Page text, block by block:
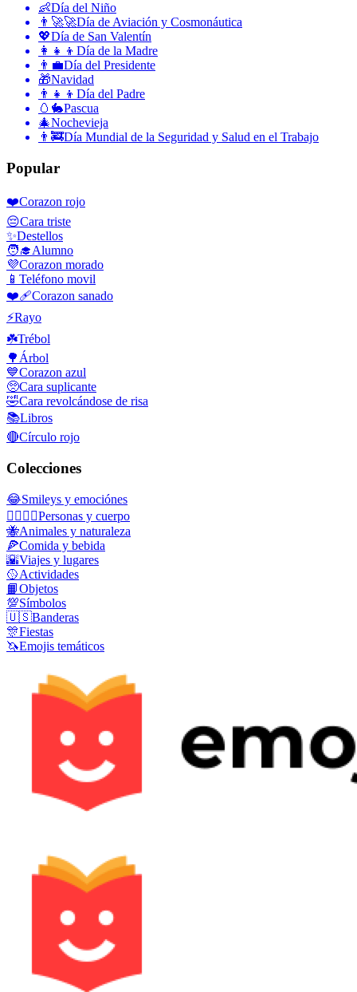
👶Día del Niño
👨‍🚀🚀Día de Aviación y Cosmonáutica
💖Día de San Valentín
👩‍👧‍👦 Día de la Madre
👨‍💼Día del Presidente
🎁Navidad
👨‍👧‍👦 Día del Padre
🥚🐇Pascua
🎄Nochevieja
👨‍🚒Día Mundial de la Seguridad y Salud en el Trabajo
Popular
❤️Corazon rojo
😔Cara triste
✨Destellos
🧑‍🎓Alumno
💜Corazon morado
📱 Teléfono movil
❤️‍🩹Corazon sanado
⚡Rayo
☘️Trébol
🌳 Árbol
💙Corazon azul
🥺Cara suplicante
🤣Cara revolcándose de risa
📚Libros
🔴Círculo rojo
Colecciones
😂Smileys y emociónes
👩‍❤️‍💋‍👨Personas y cuerpo
🐝Animales y naturaleza
🍕Comida y bebida
🌇Viajes y lugares
🥎Actividades
📙Objetos
💯Símbolos
🇺🇸Banderas
🎊Fiestas
🦄Emojis temáticos